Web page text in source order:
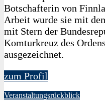
Botschafterin von
Arbeit wurde sie mit
mit Stern der
Komturkreuz des
ausgezeichnet.
zum Profil
Veranstaltungsrückblick